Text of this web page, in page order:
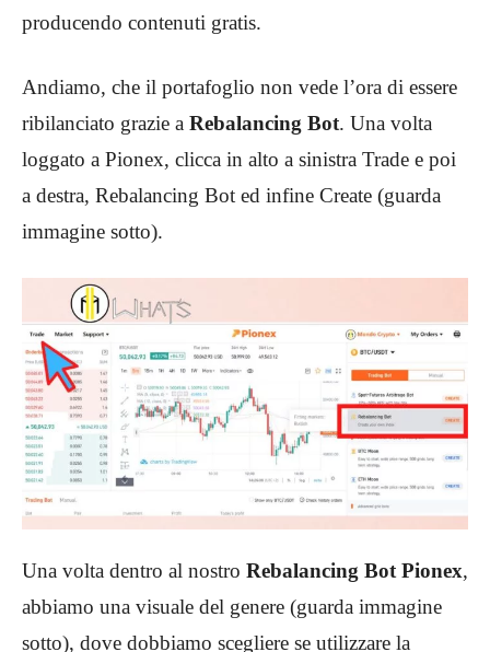
producendo contenuti gratis.
Andiamo, che il portafoglio non vede l’ora di essere
ribilanciato grazie a Rebalancing Bot. Una volta
loggato a Pionex, clicca in alto a sinistra Trade e poi
a destra, Rebalancing Bot ed infine Create (guarda
immagine sotto).
Una volta dentro al nostro Rebalancing Bot Pionex,
abbiamo una visuale del genere (guarda immagine
sotto), dove dobbiamo scegliere se utilizzare la